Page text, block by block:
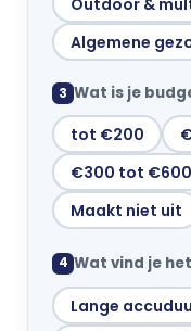
Algemene
3 Wat is je
tot €200
€300 tot €600
Maakt niet uit
4 Wat vind je
Lange